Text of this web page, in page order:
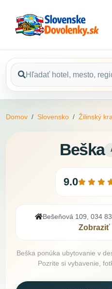
Domov Slovensko Žilinský
Beška
9.0
Bešeňová 109, 034
Zobraziť
Beška ponúka ubytovanie v
Pozrite si vybavenie,